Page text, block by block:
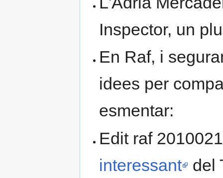
Inspector, un
En Raf, i
idees per
esmentar:
Edit raf
interessant del